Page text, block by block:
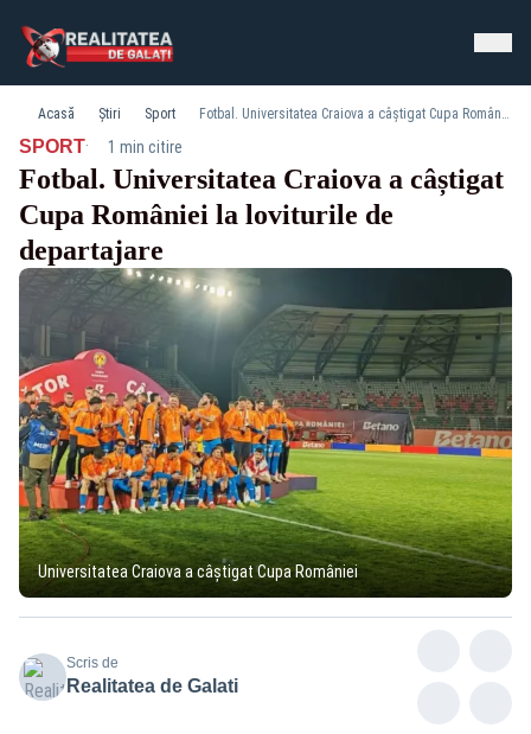
Acasă Știri Sport Fotbal. Universitatea Craiova a câștigat Cupa României la loviturile de departajare
SPORT· 1 min citire
Fotbal. Universitatea Craiova a câștigat
Cupa României la loviturile de
departajare
Universitatea Craiova a câștigat Cupa României
Scris de
Realitatea de Galati